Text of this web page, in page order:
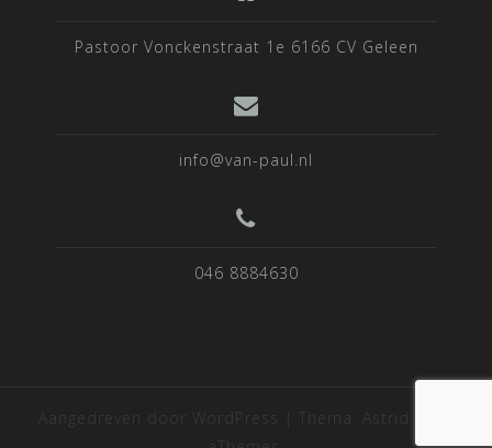
Pastoor Vonckenstraat 1e 6166 CV Geleen
info@van-paul.nl
046 8884630
Aangedreven door WordPress Thema: Astrid